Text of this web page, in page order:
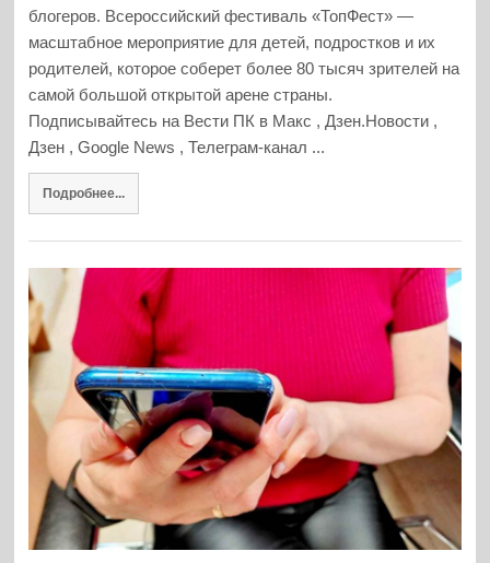
блогеров. Всероссийский фестиваль «ТопФест» —
масштабное мероприятие для детей, подростков и их
родителей, которое соберет более 80 тысяч зрителей на
самой большой открытой арене страны.
Подписывайтесь на Вести ПК в Макс , Дзен.Новости ,
Дзен , Google News , Телеграм-канал ...
Подробнее...